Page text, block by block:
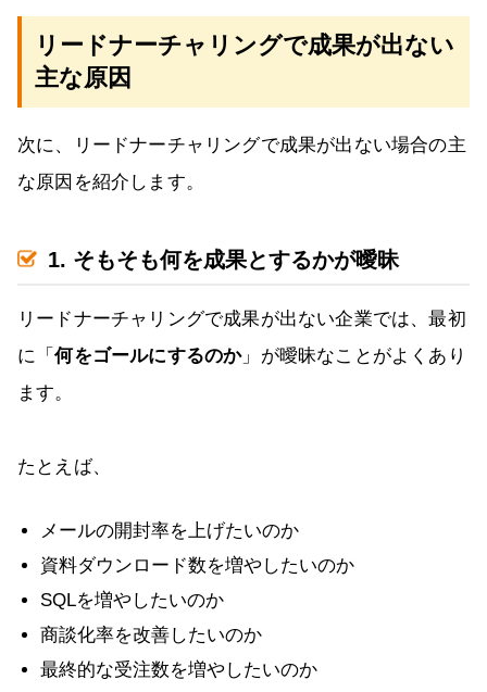
リードナーチャリングで成果が出ない
主な原因
次に、リードナーチャリングで成果が出ない場合の主
な原因を紹介します。
1. そもそも何を成果とするかが曖昧
リードナーチャリングで成果が出ない企業では、最初
に「何をゴールにするのか」が曖昧なことがよくあり
ます。
たとえば、
メールの開封率を上げたいのか
資料ダウンロード数を増やしたいのか
SQLを増やしたいのか
商談化率を改善したいのか
最終的な受注数を増やしたいのか